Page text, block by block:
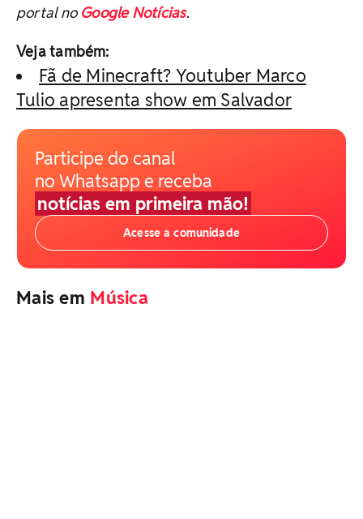
portal no Google Notícias.
Veja também:
Fã de Minecraft? Youtuber Marco
Tulio apresenta show em Salvador
Participe do canal
no Whatsapp e receba
notícias em primeira mão!
Acesse a comunidade
Mais em Música